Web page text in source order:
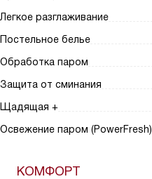
Легкое разглаживание
Постельное белье
Обработка паром
Защита от сминания
Щадящая +
Освежение паром (PowerFresh)
КОМФОРТ